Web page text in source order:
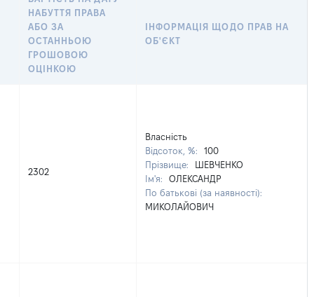
НАБУТТЯ ПРАВА
АБО ЗА
ОСТАННЬОЮ
ГРОШОВОЮ
ОЦІНКОЮ
ІНФОРМАЦІЯ ЩОДО ПРАВ НА
ОБ'ЄКТ
2302
Власність
Відсоток, %:
100
Прізвище:
ШЕВЧЕНКО
Ім'я:
ОЛЕКСАНДР
По батькові (за наявності):
МИКОЛАЙОВИЧ